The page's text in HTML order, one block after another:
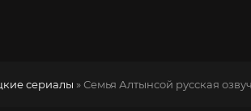
сериалы » Семья Алтынсой русская